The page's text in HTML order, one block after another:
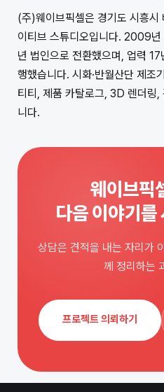
(주)웨이브픽셀은 경기도 시흥시
이티브 스튜디오입니다. 2009년
년 법인으로 전환했으며, 업력
행했습니다. 시화·반월산단 제조
티티, 제품 카탈로그, 3D 렌더링,
니다.
웨이브픽
다음 이야기를
상담은 견적을 내는 자리가
께 정리하는
프로젝트 의뢰하기